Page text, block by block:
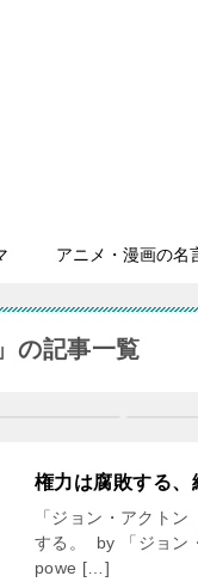
アニメ・漫画の名
の記事一覧
権力は腐敗する、
「ジョン・アクト
する。 by 「ジョン
powe […]